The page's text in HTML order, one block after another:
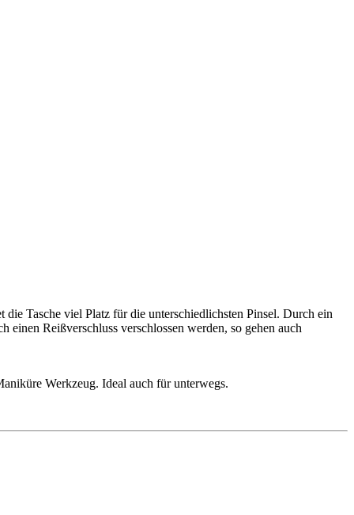
Tasche viel Platz für die unterschiedlichsten Pinsel. Durch ein
Reißverschluss verschlossen werden, so gehen auch
Werkzeug. Ideal auch für unterwegs.